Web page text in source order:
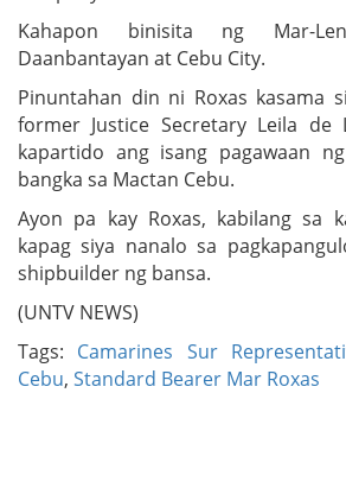
Kahapon binisita ng Mar-
Daanbantayan at Cebu City.
Pinuntahan din ni Roxas kasama
former Justice Secretary Leila
kapartido ang isang pagawaan
bangka sa Mactan Cebu.
Ayon pa kay Roxas, kabilang sa
kapag siya nanalo sa
shipbuilder ng bansa.
(UNTV NEWS)
Tags: Camarines Sur
Cebu, Standard Bearer Mar Roxas